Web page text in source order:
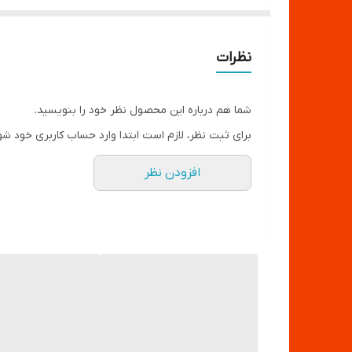
نظرات
شما هم درباره این محصول نظر خود را بنویسید.
برای ثبت نظر، لازم است ابتدا وارد حساب کاربری خود
افزودن نظر